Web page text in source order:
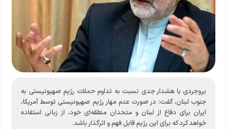
بروجردی با هشدار جدی نسبت به تداوم حملات رژیم صهیونیستی به
جنوب لبنان، گفت: در صورت عدم مهار رژیم صهیونیستی توسط آمریکا،
ایران برای دفاع از لبنان و متحدان منطقه‌ای خود، از زبانی استفاده
خواهد کرد که برای این رژیم قابل ‌فهم و اثرگذار باشد.